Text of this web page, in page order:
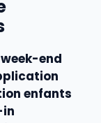
end
enfants